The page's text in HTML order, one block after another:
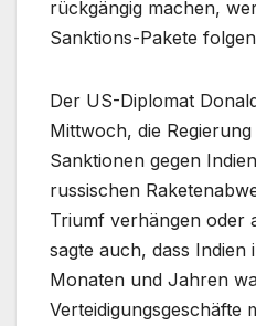
rückgängig machen,
Sanktions-Pakete
Der US-Diplomat
Mittwoch, die
Sanktionen gegen
russischen
Triumf verhängen oder
sagte auch, dass Indien
Monaten und Jahren
Verteidigungsgeschäfte